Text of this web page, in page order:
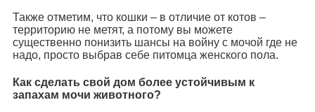
Также отметим, что кошки – в отличие от котов –
территорию не метят, а потому вы можете
существенно понизить шансы на войну с мочой где не
надо, просто выбрав себе питомца женского пола.
Как сделать свой дом более устойчивым к
запахам мочи животного?